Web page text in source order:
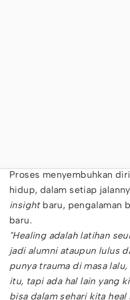
Proses menyembuhkan
hidup, dalam setiap
insightbaru, pengalaman
baru.
"Healing adalah latihan
jadi alumni ataupun lulus
punya trauma di masa
itu, tapi ada hal lain yang
bisa dalam sehari kita